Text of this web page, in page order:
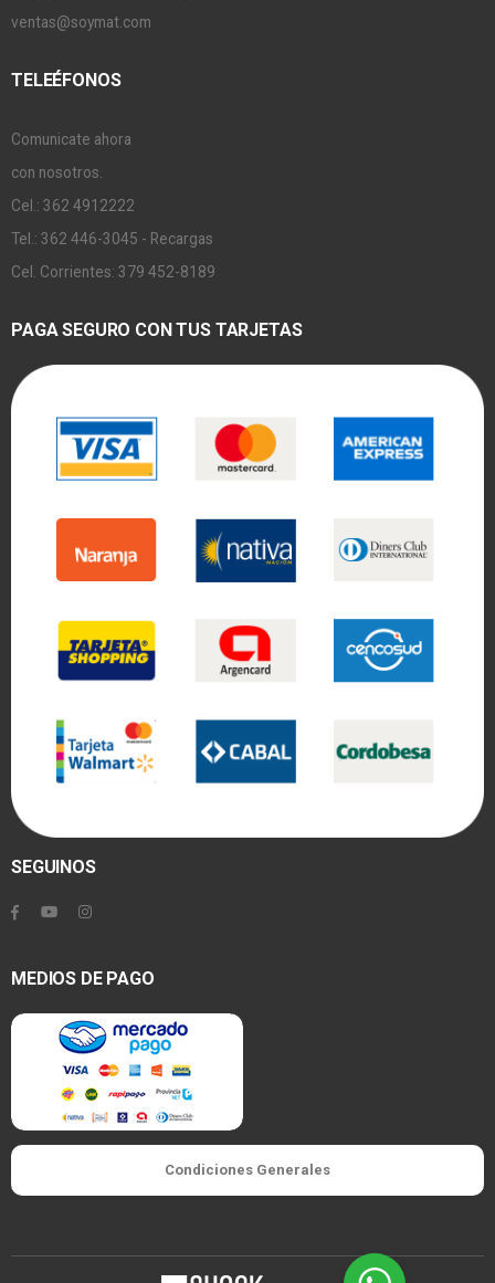
ventas@soymat.com
TELEÉFONOS
Comunicate ahora
con nosotros.
Cel.: 362 4912222
Tel.: 362 446-3045 - Recargas
Cel. Corrientes: 379 452-8189
PAGA SEGURO CON TUS TARJETAS
SEGUINOS
MEDIOS DE PAGO
Condiciones Generales